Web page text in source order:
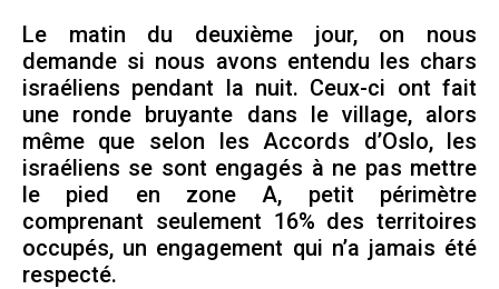
Le matin du deuxième jour, on nous
demande si nous avons entendu les chars
israéliens pendant la nuit. Ceux-ci ont fait
une ronde bruyante dans le village, alors
même que selon les Accords d’Oslo, les
israéliens se sont engagés à ne pas mettre
le pied en zone A, petit périmètre
comprenant seulement 16% des territoires
occupés, un engagement qui n’a jamais été
respecté.